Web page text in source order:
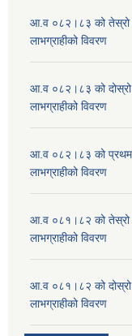
आ.व ०८२।८३ को तेस्रो
लाभग्राहीको विवरण
आ.व ०८२।८३ को दोस्रो
लाभग्राहीको विवरण
आ.व ०८२।८३ को प्रथम
लाभग्राहीको विवरण
आ.व ०८१।८२ को तेस्रो
लाभग्राहीको विवरण
आ.व ०८१।८२ को दोस्रो
लाभग्राहीको विवरण